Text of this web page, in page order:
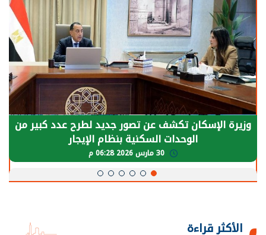
الرئيس السيسي: توقف الأنشطة في قطاع الطاقة
يحتاج إلى سنوات لعودة معدلات الإنتاج الطبيعية
الأكثر قراءة